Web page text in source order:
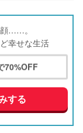
……。
幸せな生活
70%OFF
する